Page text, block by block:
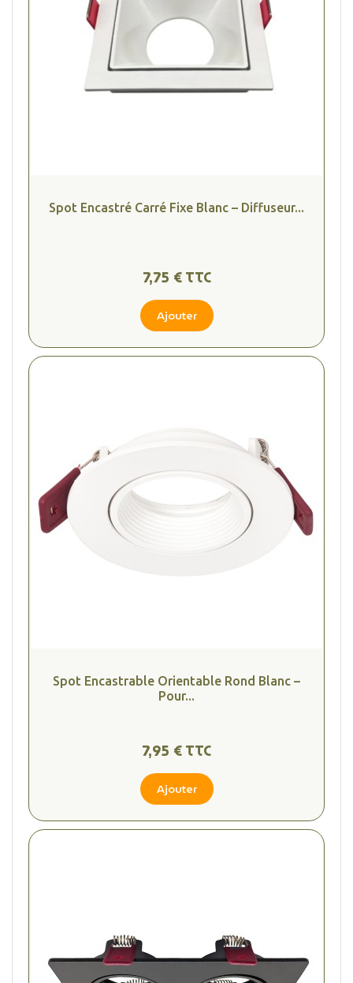
Spot Encastré Carré Fixe Blanc – Diffuseur...
7,75 € TTC
Ajouter
Spot Encastrable Orientable Rond Blanc –
Pour...
7,95 € TTC
Ajouter